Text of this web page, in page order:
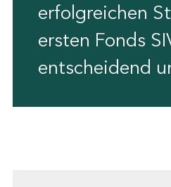
erfolgreichen
ersten Fonds
entscheidend